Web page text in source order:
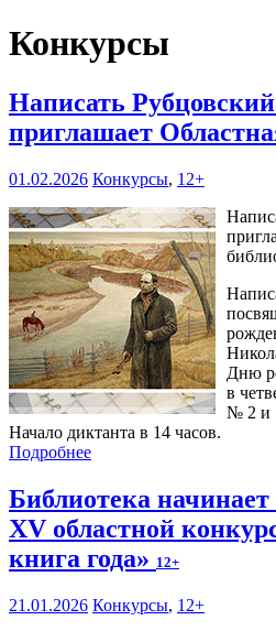
Конкурсы
Написать
приглашает
01.02.2026 Конкурсы, 12+
Дню
в
№ 2 и
Начало диктанта в 14 часов.
Подробнее
Библиотека
XV областной
книга года» 12+
21.01.2026 Конкурсы, 12+